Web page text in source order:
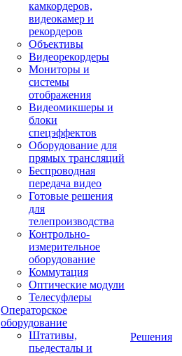
камкордеров,
видеокамер и
рекордеров
Объективы
Видеорекордеры
Мониторы и
системы
отображения
Видеомикшеры и
блоки
спецэффектов
Оборудование для
прямых трансляций
Беспроводная
передача видео
Готовые решения
для
телепроизводства
Контрольно-
измерительное
оборудование
Коммутация
Оптические модули
Телесуфлеры
Операторское
оборудование
Штативы,
пьедесталы и
Решения